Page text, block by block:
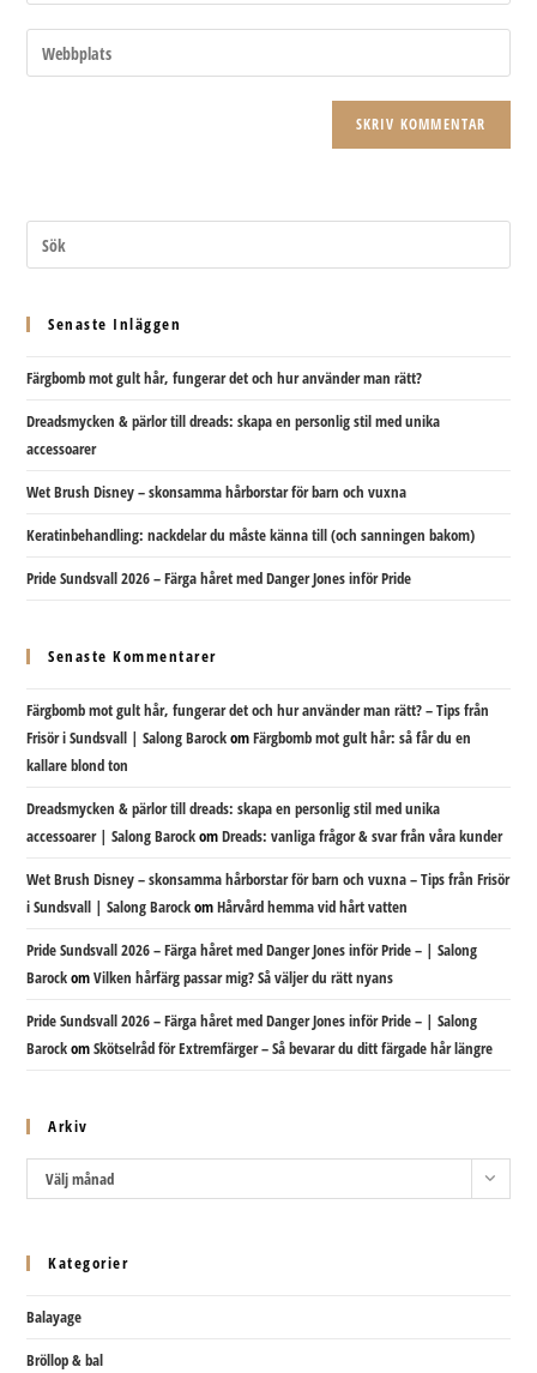
för
att
e-
postadress
Ange
URL
Senaste Inläggen
Färgbomb mot gult hår, fungerar det och hur använder man rätt?
Dreadsmycken & pärlor till dreads: skapa en personlig stil med unika
accessoarer
Wet Brush Disney – skonsamma hårborstar för barn och vuxna
Keratinbehandling: nackdelar du måste känna till (och sanningen bakom)
Pride Sundsvall 2026 – Färga håret med Danger Jones inför Pride
Senaste Kommentarer
Färgbomb mot gult hår, fungerar det och hur använder man rätt? – Tips från
Frisör i Sundsvall | Salong BarockomFärgbomb mot gult hår: så får du en
kallare blond ton
Dreadsmycken & pärlor till dreads: skapa en personlig stil med unika
accessoarer | Salong BarockomDreads: vanliga frågor & svar från våra kunder
Wet Brush Disney – skonsamma hårborstar för barn och vuxna – Tips från Frisör
i Sundsvall | Salong BarockomHårvård hemma vid hårt vatten
Pride Sundsvall 2026 – Färga håret med Danger Jones inför Pride – | Salong
BarockomVilken hårfärg passar mig? Så väljer du rätt nyans
Pride Sundsvall 2026 – Färga håret med Danger Jones inför Pride – | Salong
BarockomSkötselråd för Extremfärger – Så bevarar du ditt färgade hår längre
Arkiv
ArkivVälj månad
Kategorier
Balayage
Bröllop & bal